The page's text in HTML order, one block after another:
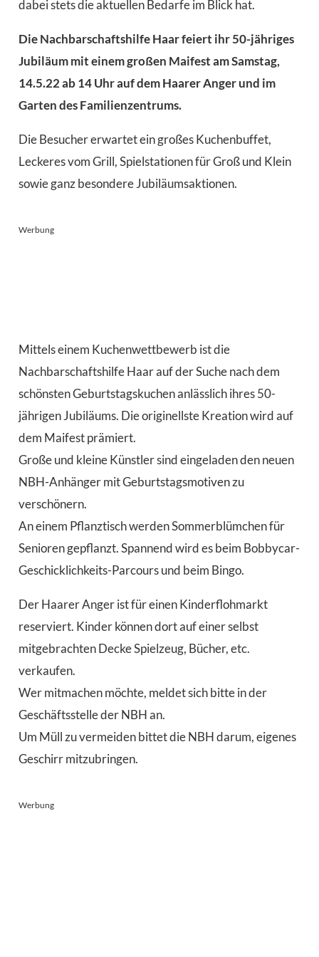
dabei stets die aktuellen Bedarfe im Blick hat.
Die Nachbarschaftshilfe Haar feiert ihr 50-jähriges
Jubiläum mit einem großen Maifest am Samstag,
14.5.22 ab 14 Uhr auf dem Haarer Anger und im
Garten des Familienzentrums.
Die Besucher erwartet ein großes Kuchenbuffet,
Leckeres vom Grill, Spielstationen für Groß und Klein
sowie ganz besondere Jubiläumsaktionen.
Werbung
Mittels einem Kuchenwettbewerb ist die
Nachbarschaftshilfe Haar auf der Suche nach dem
schönsten Geburtstagskuchen anlässlich ihres 50-
jährigen Jubiläums. Die originellste Kreation wird auf
dem Maifest prämiert.
Große und kleine Künstler sind eingeladen den neuen
NBH-Anhänger mit Geburtstagsmotiven zu
verschönern.
An einem Pflanztisch werden Sommerblümchen für
Senioren gepflanzt. Spannend wird es beim Bobbycar-
Geschicklichkeits-Parcours und beim Bingo.
Der Haarer Anger ist für einen Kinderflohmarkt
reserviert. Kinder können dort auf einer selbst
mitgebrachten Decke Spielzeug, Bücher, etc.
verkaufen.
Wer mitmachen möchte, meldet sich bitte in der
Geschäftsstelle der NBH an.
Um Müll zu vermeiden bittet die NBH darum, eigenes
Geschirr mitzubringen.
Werbung